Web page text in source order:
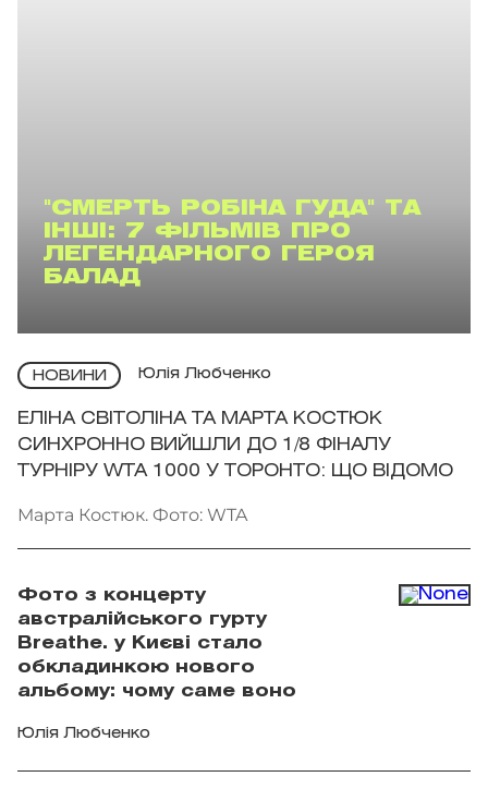
"СМЕРТЬ РОБІНА ГУДА" ТА
ІНШІ: 7 ФІЛЬМІВ ПРО
ЛЕГЕНДАРНОГО ГЕРОЯ
БАЛАД
НОВИНИ Юлія Любченко
ЕЛІНА СВІТОЛІНА ТА МАРТА КОСТЮК
СИНХРОННО ВИЙШЛИ ДО 1/8 ФІНАЛУ
ТУРНІРУ WTA 1000 У ТОРОНТО: ЩО ВІДОМО
Марта Костюк. Фото: WTA
Фото з концерту
австралійського гурту
Breathe. у Києві стало
обкладинкою нового
альбому: чому саме воно
Юлія Любченко